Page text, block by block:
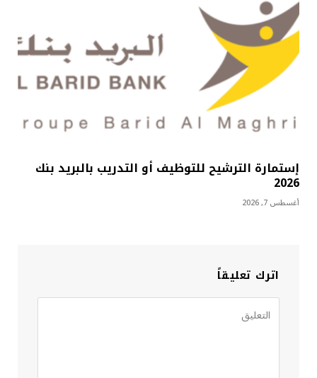
إستمارة الترشيح للتوظيف أو التدريب بالبريد بنك
2026
أغسطس 7, 2026
اترك تعليقاً